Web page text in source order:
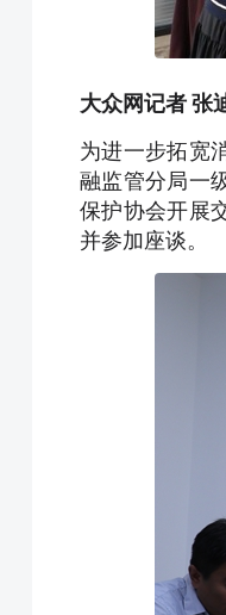
大众网记者 张
为进一步拓宽
融监管分局一
保护协会开展
并参加座谈。